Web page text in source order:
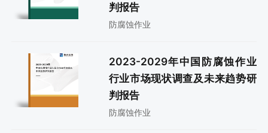
判报告
防腐蚀作业
2023-2029年中国防腐蚀作业
行业市场现状调查及未来趋势研
判报告
防腐蚀作业